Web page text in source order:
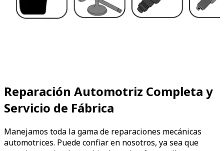
Reparación Automotriz Completa y
Servicio de Fábrica
Manejamos toda la gama de reparaciones mecánicas
automotrices. Puede confiar en nosotros, ya sea que